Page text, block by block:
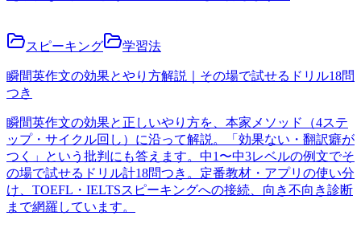
スピーキング 学習法
瞬間英作文の効果とやり方解説｜その場で試せるドリル18問
つき
瞬間英作文の効果と正しいやり方を、本家メソッド（4ステ
ップ・サイクル回し）に沿って解説。「効果ない・翻訳癖が
つく」という批判にも答えます。中1〜中3レベルの例文でそ
の場で試せるドリル計18問つき。定番教材・アプリの使い分
け、TOEFL・IELTSスピーキングへの接続、向き不向き診断
まで網羅しています。